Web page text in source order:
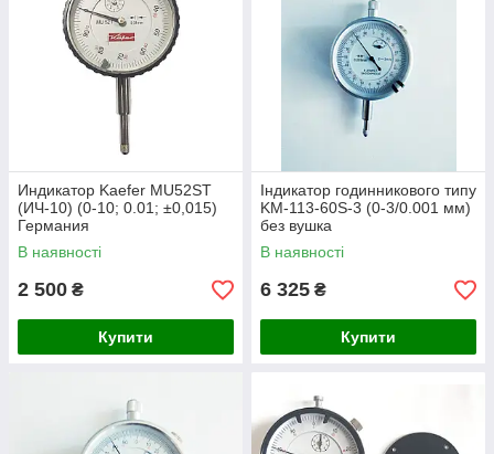
Индикатор Kaefer MU52ST
(ИЧ-10) (0-10; 0.01; ±0,015)
Германия
В наявності
2 500 ₴
Купити
Індикатор годинникового типу
KM-113-60S-3 (0-3/0.001 мм)
без вушка
В наявності
6 325 ₴
Купити